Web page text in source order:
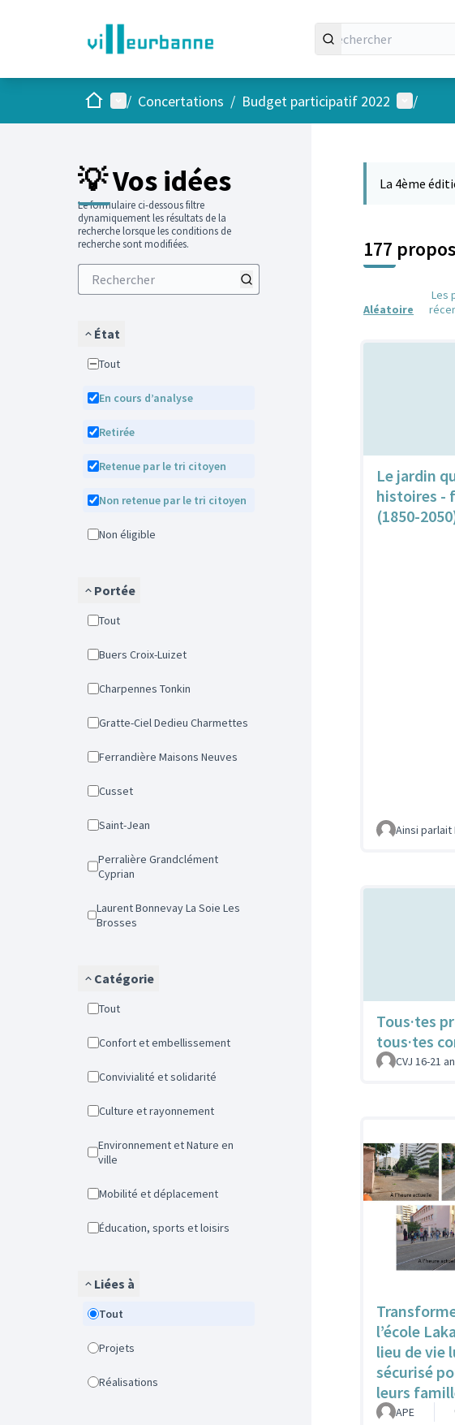
AccueilMenu principal
/ Concertations / Budget participatif 2022 Menu
/
💡 Vos idées
Le formulaire ci-dessous filtre
dynamiquement les résultats de la
recherche lorsque les conditions de
recherche sont modifiées.
État
Tout
En cours d’analyse
Retirée
Retenue par le tri citoyen
Non retenue par le tri citoyen
Non éligible
Portée
Tout
Buers Croix-Luizet
Charpennes Tonkin
Gratte-Ciel Dedieu Charmettes
Ferrandière Maisons Neuves
Cusset
Saint-Jean
Perralière Grandclément
Cyprian
Laurent Bonnevay La Soie Les
Brosses
Catégorie
Tout
Confort et embellissement
Convivialité et solidarité
Culture et rayonnement
Environnement et Nature en
ville
Mobilité et déplacement
Éducation, sports et loisirs
Liées à
Tout
Projets
Réalisations
La 4ème
177
Aléatoire
Les
Le jardin
histoires -
(1850-
Ainsi parlait
Tous·tes
tous·tes
CVJ 16-21
l’école
lieu de vie
sécurisé
leurs
APE